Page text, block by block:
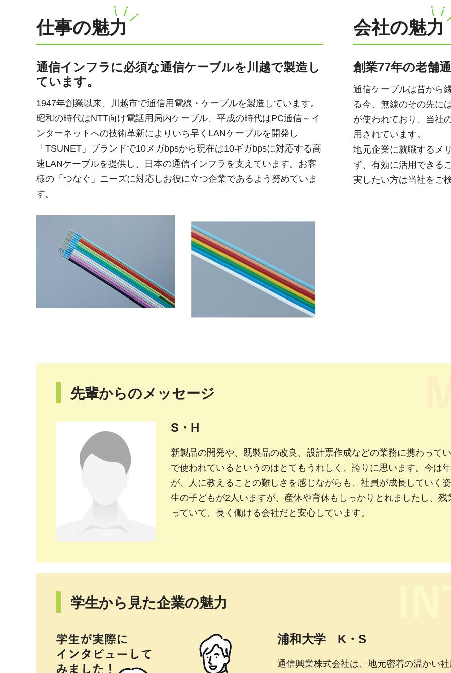
仕事の魅力
通信インフラに必須な通信ケーブルを川越で製造し
ています。
1947年創業以来、川越市で通信用電線・ケーブルを製造しています。
昭和の時代はNTT向け電話用局内ケーブル、平成の時代はPC通信～イ
ンターネットへの技術革新によりいち早くLANケーブルを開発し
「TSUNET」ブランドで10メガbpsから現在は10ギガbpsに対応する高
速LANケーブルを提供し、日本の通信インフラを支えています。お客
様の「つなぐ」ニーズに対応しお役に立つ企業であるよう努めていま
す。
会社の魅力
創業77年の老舗
通信ケーブルは昔から
る今、無線のその先に
が使われており、当社
用されています。
地元企業に就職するメ
ず、有効に活用できる
実したい方は当社をご
先輩からのメッセージ
S・H
新製品の開発や、既製品の改良、設計票作成などの業務に携わって
で使われているというのはとてもうれしく、誇りに思います。今は
が、人に教えることの難しさを感じながらも、社員が成長していく
生の子どもが2人いますが、産休や育休もしっかりとれましたし、
っていて、長く働ける会社だと安心しています。
学生から見た企業の魅力
浦和大学 K・S
通信興業株式会社は、地元密着の温かい